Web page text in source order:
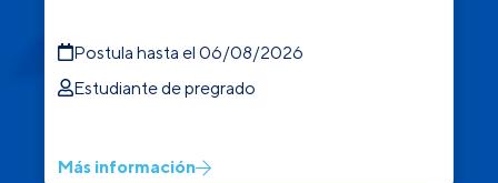
Postula hasta el 06/08/2026
Estudiante de pregrado
Más información